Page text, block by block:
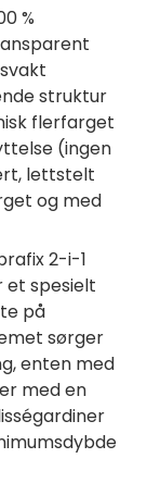
%
struktur
flerfarget
(ingen
lettstelt
og med
2-i-1
et spesielt
på
sørger
enten med
med en